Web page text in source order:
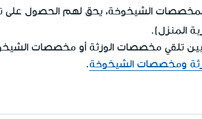
لمخصصات الشيخوخة، يحق لهم الحصول
المنزل).
بين تلقي مخصصات الورَثة أو مخصصات
ومخصصات الشيخوخة.